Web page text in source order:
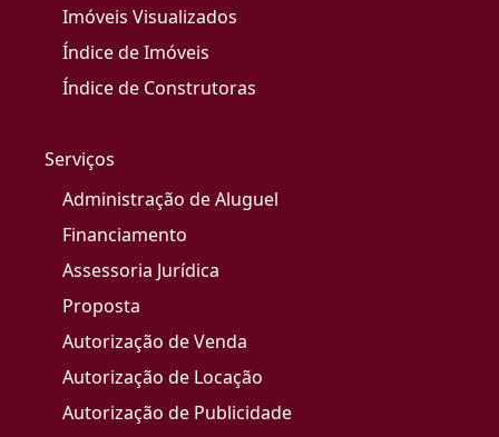
Imóveis Visualizados
Índice de Imóveis
Índice de Construtoras
Serviços
Administração de Aluguel
Financiamento
Assessoria Jurídica
Proposta
Autorização de Venda
Autorização de Locação
Autorização de Publicidade